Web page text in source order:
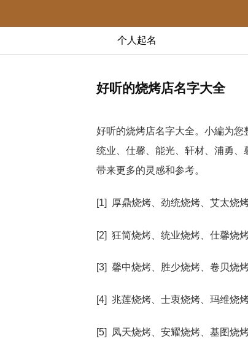
个人起名
好听的烧烤店名字大全
好听的烧烤店名字大全。小編为您
统业、仕馨、能光、轩材、浦勇
带来更多的灵感和参考。
[1] 厚鼎烧烤、劲统烧烤、艾太烧
[2] 狂简烧烤、统业烧烤、仕馨烧
[3] 馨中烧烤、胜少烧烤、卷贝烧
[4] 兆莲烧烤、士衷烧烤、玛维烧
[5] 凤天烧烤、安耀烧烤、基图烧